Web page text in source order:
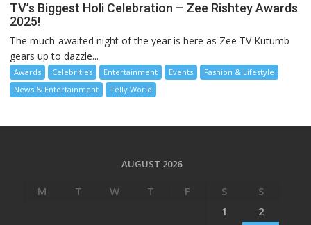
TV’s Biggest Holi Celebration – Zee Rishtey Awards
2025!
The much-awaited night of the year is here as Zee TV Kutumb
gears up to dazzle...
Awards Celebrities Entertainment Events
Fashion & Lifestyle
News & Entertainment
Telly World
AUGUST 2026
M T W T F S
S
1
2